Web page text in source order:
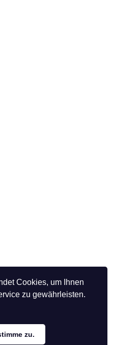
Cookies, um Ihnen
zu gewährleisten.
zu.